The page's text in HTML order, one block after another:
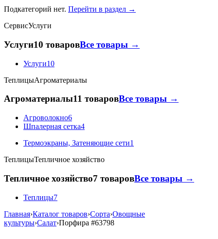
Подкатегорий нет. Перейти в раздел →
СервисУслуги
Услуги10 товаровВсе товары →
Услуги10
ТеплицыАгроматериалы
Агроматериалы11 товаровВсе товары →
Агроволокно6
Шпалерная сетка4
Термоэкраны, Затеняющие сети1
ТеплицыТепличное хозяйство
Тепличное хозяйство7 товаровВсе товары →
Теплицы7
Главная›Каталог товаров›Сорта›Овощные
культуры›Салат›Порфира #63798